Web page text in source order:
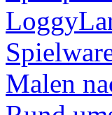
Malen